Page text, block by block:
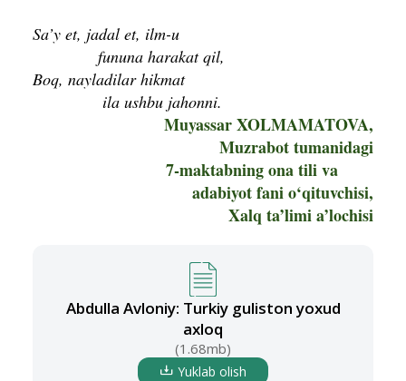
Sa’y et, jadal et, ilm-u
fununa harakat qil,
Boq, nayladilar hikmat
ila ushbu jahonni.
Muyassar XOLMAMATOVA,
Muzrabot tumanidagi
7-maktabning ona tili va
adabiyot fani o‘qituvchisi,
Xalq ta’limi a’lochisi
Abdulla Avloniy: Turkiy guliston yoxud
axloq
(1.68mb)
Yuklab olish